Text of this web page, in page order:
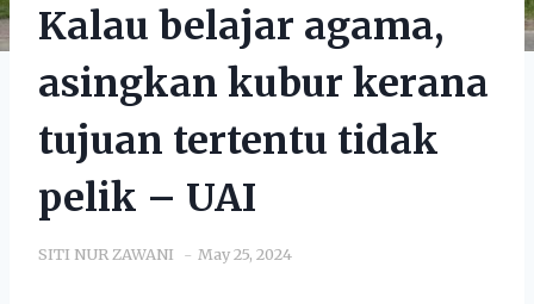
Kalau belajar agama,
asingkan kubur kerana
tujuan tertentu tidak
pelik – UAI
SITI NUR ZAWANI May 25, 2024